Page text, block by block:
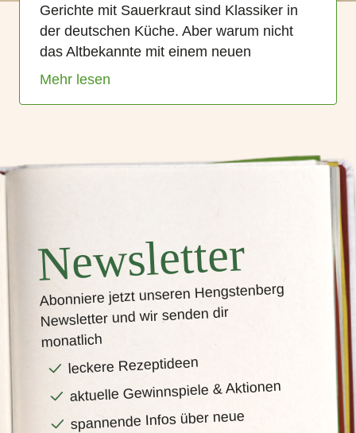
Gerichte mit Sauerkraut sind Klassiker in
der deutschen Küche. Aber warum nicht
das Altbekannte mit einem neuen
Mehr lesen
Newsletter
Abonniere jetzt unseren Hengstenberg
Newsletter und wir senden dir
monatlich
leckere Rezeptideen
aktuelle Gewinnspiele & Aktionen
spannende Infos über neue